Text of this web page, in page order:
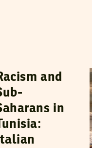
and
in
Italian